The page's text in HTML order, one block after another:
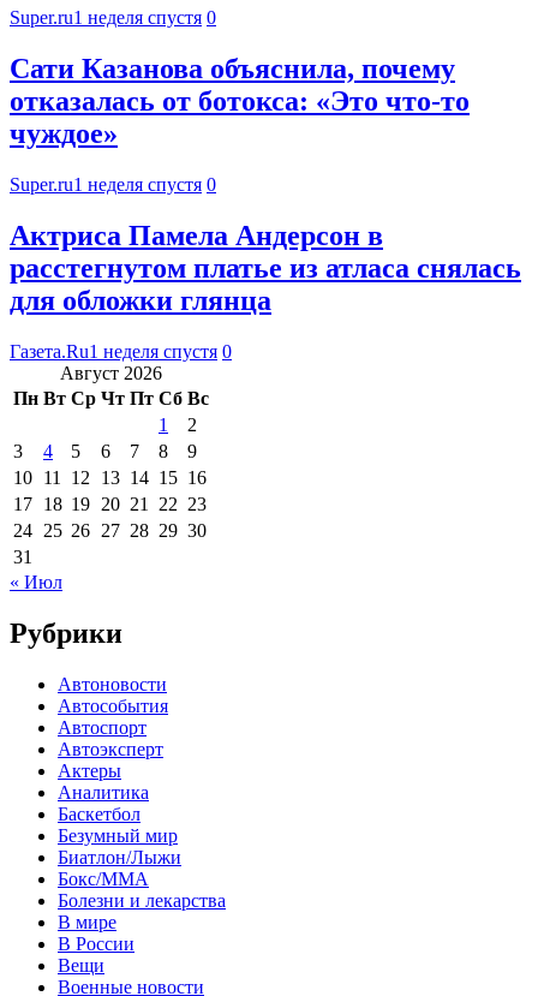
Super.ru1 неделя спустя 0
Сати Казанова объяснила, почему
отказалась от ботокса: «Это что-то
чуждое»
Super.ru1 неделя спустя 0
Актриса Памела Андерсон в
расстегнутом платье из атласа снялась
для обложки глянца
Газета.Ru1 неделя спустя 0
Август 2026
Пн Вт Ср Чт Пт Сб Вс
1
2
3
4 5 6 7 8
9
10 11 12 13 14 15 16
17 18 19 20 21 22 23
24 25 26 27 28 29 30
31
« Июл
Рубрики
Автоновости
Автособытия
Автоспорт
Автоэксперт
Актеры
Аналитика
Баскетбол
Безумный мир
Биатлон/Лыжи
Бокс/MMA
Болезни и лекарства
В мире
В России
Вещи
Военные новости